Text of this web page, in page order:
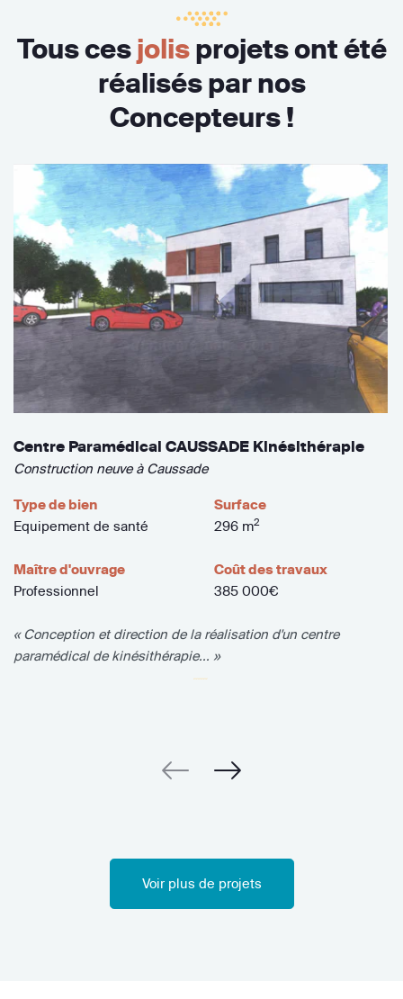
Tous cesjolisprojets ont été
réalisés par nos
Concepteurs !
Centre Paramédical CAUSSADE Kinésithérapie
Construction neuve à Caussade
Type de bien
Equipement de santé
Surface
296 m2
Maître d'ouvrage
Professionnel
Coût des travaux
385 000€
« Conception et direction de la réalisation d'un centre
paramédical de kinésithérapie... »
Voir plus de projets